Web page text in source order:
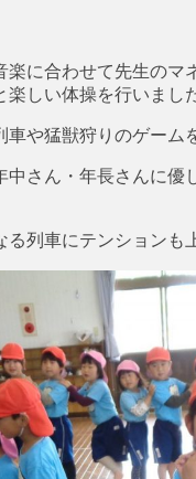
に合わせて先生のマ
しい体操を行いまし
や猛獣狩りのゲーム
さん・年長さんに優
列車にテンションも